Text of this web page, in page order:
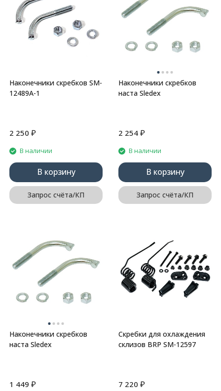
Наконечники скребков SM-
12489A-1
2 250 ₽
В наличии
В корзину
Запрос счёта/КП
Наконечники скребков
наста Sledex
2 254 ₽
В наличии
В корзину
Запрос счёта/КП
Наконечники скребков
наста Sledex
1 449 ₽
Скребки для охлаждения
склизов BRP SM-12597
7 220 ₽